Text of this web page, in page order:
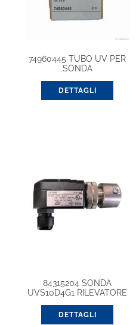
74960445 TUBO UV PER
SONDA
DETTAGLI
84315204 SONDA
UVS10D4G1 RILEVATORE
SCHRODER
DETTAGLI